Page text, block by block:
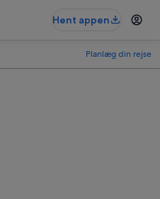
Hent appen
Planlæg din rejse